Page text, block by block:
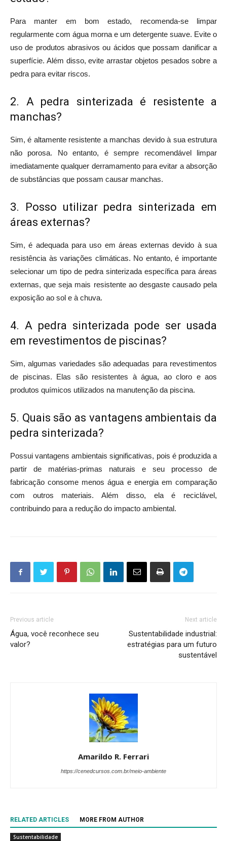
Para manter em bom estado, recomenda-se limpar
regularmente com água morna e um detergente suave. Evite o
uso de produtos abrasivos ou ácidos que possam danificar a
superfície. Além disso, evite arrastar objetos pesados sobre a
pedra para evitar riscos.
2. A pedra sinterizada é resistente a
manchas?
Sim, é altamente resistente a manchas devido à sua estrutura
não porosa. No entanto, é sempre recomendável limpar
imediatamente qualquer derramamento para evitar a absorção
de substâncias que possam causar manchas.
3. Posso utilizar pedra sinterizada em
áreas externas?
Sim, é adequada para uso em áreas externas devido à sua
resistência às variações climáticas. No entanto, é importante
selecionar um tipo de pedra sinterizada específica para áreas
externas, que seja mais resistente ao desgaste causado pela
exposição ao sol e à chuva.
4. A pedra sinterizada pode ser usada
em revestimentos de piscinas?
Sim, algumas variedades são adequadas para revestimentos
de piscinas. Elas são resistentes à água, ao cloro e aos
produtos químicos utilizados na manutenção da piscina.
5. Quais são as vantagens ambientais da
pedra sinterizada?
Possui vantagens ambientais significativas, pois é produzida a
partir de matérias-primas naturais e seu processo de
fabricação consome menos água e energia em comparação
com outros materiais. Além disso, ela é reciclável,
contribuindo para a redução do impacto ambiental.
Previous article
Água, você reconhece seu
valor?
Next article
Sustentabilidade industrial:
estratégias para um futuro
sustentável
Amarildo R. Ferrari
https://cenedcursos.com.br/meio-ambiente
RELATED ARTICLES MORE FROM AUTHOR
Sustentabilidade